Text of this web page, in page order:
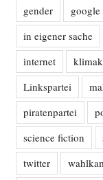
gender google
in eigener sache
internet
Linkspartei
piratenpartei
science fiction
twitter